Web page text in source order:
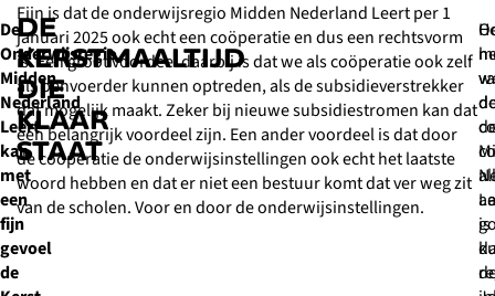
De
Onderwijsregio
Midden
Nederland
Leert
kan
met
een
fijn
gevoel
de
DE
KERSTMAALTIJD
DIE
KLAAR
STAAT
Fijn is dat de onderwijsregio Midden Nederland Leert per 1
januari 2025 ook echt een coöperatie en dus een rechtsvorm
is. Een groot voordeel daarbij is dat we als coöperatie ook zelf
als penvoerder kunnen optreden, als de subsidieverstrekker
dat mogelijk maakt. Zeker bij nieuwe subsidiestromen kan dat
een belangrijk voordeel zijn. Een ander voordeel is dat door
de coöperatie de onderwijsinstellingen ook echt het laatste
woord hebben en dat er niet een bestuur komt dat ver weg zit
van de scholen. Voor en door de onderwijsinstellingen.
is